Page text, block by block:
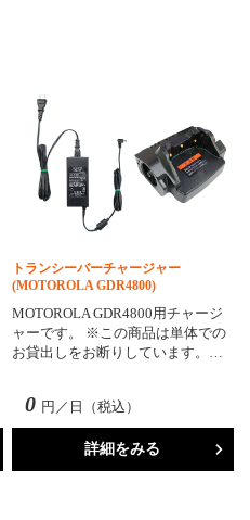
トランシーバーチャージャー
(MOTOROLA GDR4800)
MOTOROLA GDR4800用チャージ
ャーです。 ※この商品は単体での
お貸出しをお断りしています。…
0 円／日（税込）
詳細をみる